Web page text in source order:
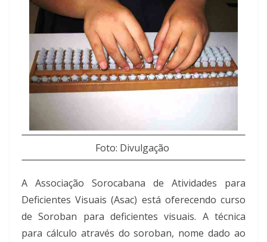
Foto: Divulgação
A Associação Sorocabana de Atividades para
Deficientes Visuais (Asac) está oferecendo curso
de Soroban para deficientes visuais. A técnica
para cálculo através do soroban, nome dado ao